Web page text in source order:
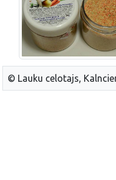
© Lauku celotajs,